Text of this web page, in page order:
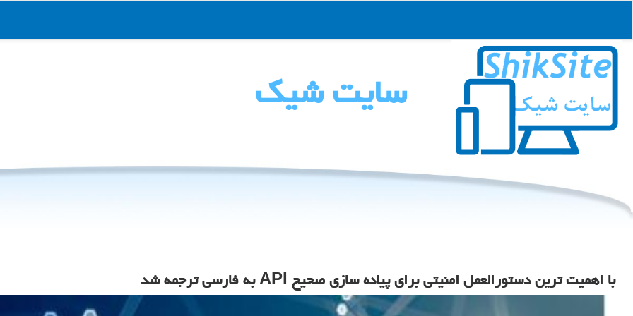
سایت شیك
با اهمیت ترین دستورالعمل امنیتی برای پیاده سازی صحیح API به فارسی ترجمه شد